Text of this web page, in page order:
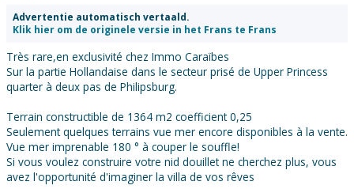
Advertentie automatisch vertaald.
Klik hier om de originele versie in het Frans te Frans
Très rare,en exclusivité chez Immo Caraïbes
Sur la partie Hollandaise dans le secteur prisé de Upper Princess
quarter à deux pas de Philipsburg.
Terrain constructible de 1364 m2 coefficient 0,25
Seulement quelques terrains vue mer encore disponibles à la vente.
Vue mer imprenable 180 ° à couper le souffle!
Si vous voulez construire votre nid douillet ne cherchez plus, vous
avez l'opportunité d'imaginer la villa de vos rêves